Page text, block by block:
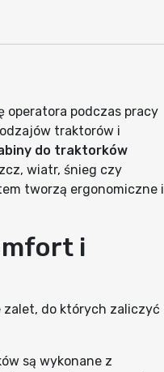
operatora podczas pracy
traktorów i
do traktorków
wiatr, śnieg czy
tworzą ergonomiczne i
i
zalet, do których zaliczyć
są wykonane z